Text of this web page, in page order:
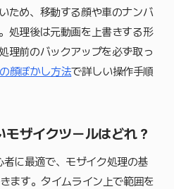
ため、移動する顔や車のナンバ
処理後は元動画を上書きする形
理前のバックアップを必ず取っ
顔ぼかし方法で詳しい操作手順
ザイクツールはどれ？
に最適で、モザイク処理の基
ます。タイムライン上で範囲を